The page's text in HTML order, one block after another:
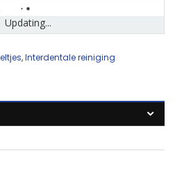
Updating...
,Interdentale reiniging